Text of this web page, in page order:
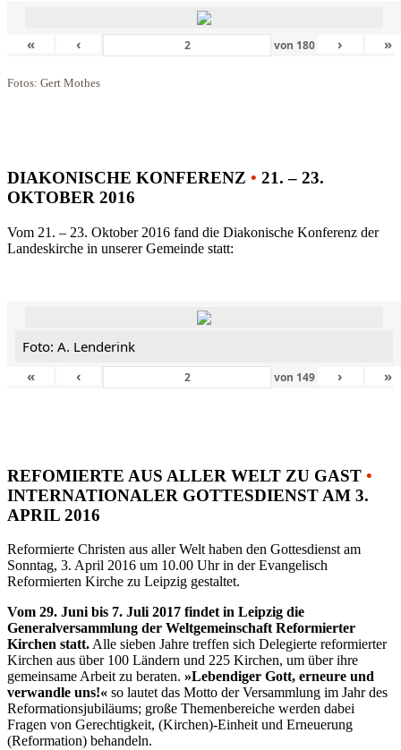
« ‹ von 180 › »
Fotos: Gert Mothes
DIAKONISCHE KONFERENZ • 21. – 23.
OKTOBER 2016
Vom 21. – 23. Oktober 2016 fand die Diakonische Konferenz der
Landeskirche in unserer Gemeinde statt:
Foto: A. Lenderink
«
‹ von 149 › »
REFOMIERTE AUS ALLER WELT ZU GAST •
INTERNATIONALER GOTTESDIENST AM 3.
APRIL 2016
Reformierte Christen aus aller Welt haben den Gottesdienst am
Sonntag, 3. April 2016 um 10.00 Uhr in der Evangelisch
Reformierten Kirche zu Leipzig gestaltet.
Vom 29. Juni bis 7. Juli 2017 findet in Leipzig die
Generalversammlung der Weltgemeinschaft Reformierter
Kirchen statt.Alle sieben Jahre treffen sich Delegierte reformierter
Kirchen aus über 100 Ländern und 225 Kirchen, um über ihre
gemeinsame Arbeit zu beraten. »Lebendiger Gott, erneure und
verwandle uns!« so lautet das Motto der Versammlung im Jahr des
Reformationsjubiläums; große Themenbereiche werden dabei
Fragen von Gerechtigkeit, (Kirchen)-Einheit und Erneuerung
(Reformation) behandeln.